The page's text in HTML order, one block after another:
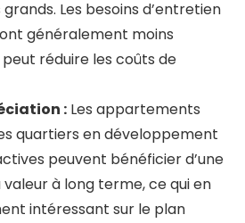
Les besoins d’entretien
généralement moins
réduire les coûts de
: Les appartements
quartiers en développement
peuvent bénéficier d’une
à long terme, ce qui en
intéressant sur le plan